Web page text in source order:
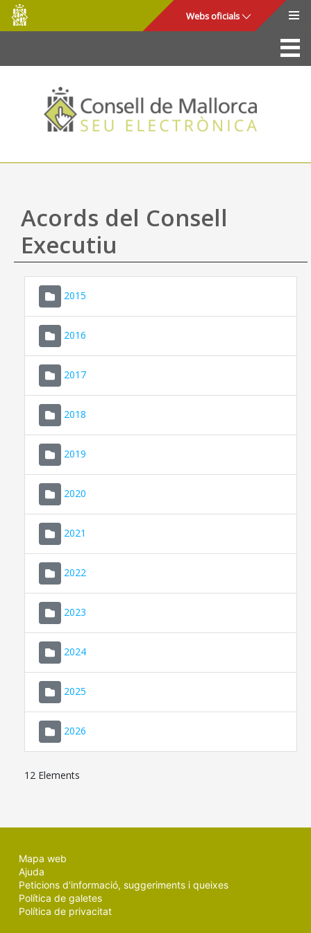
Salta al contingut principal
Consell
de
Mallorca
Webs oficials
La Seu
Consell de Mallorca
Accés i seguretat
Utilitats
Ajuda
Acords del Consell
Executiu
2015
2016
2017
2018
2019
2020
2021
2022
2023
2024
2025
2026
12 Elements
Mapa web
Ajuda
Peticions d'informació, suggeriments i queixes
Política de galetes
Política de privacitat